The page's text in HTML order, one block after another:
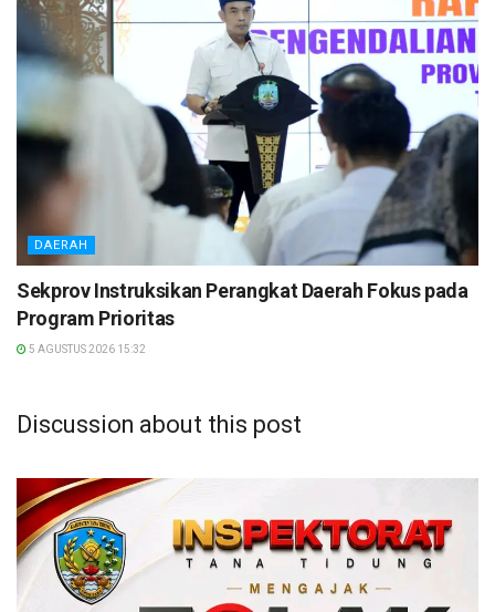
DAERAH
Sekprov Instruksikan Perangkat Daerah Fokus pada
Program Prioritas
5 AGUSTUS 2026 15:32
Discussion about this post